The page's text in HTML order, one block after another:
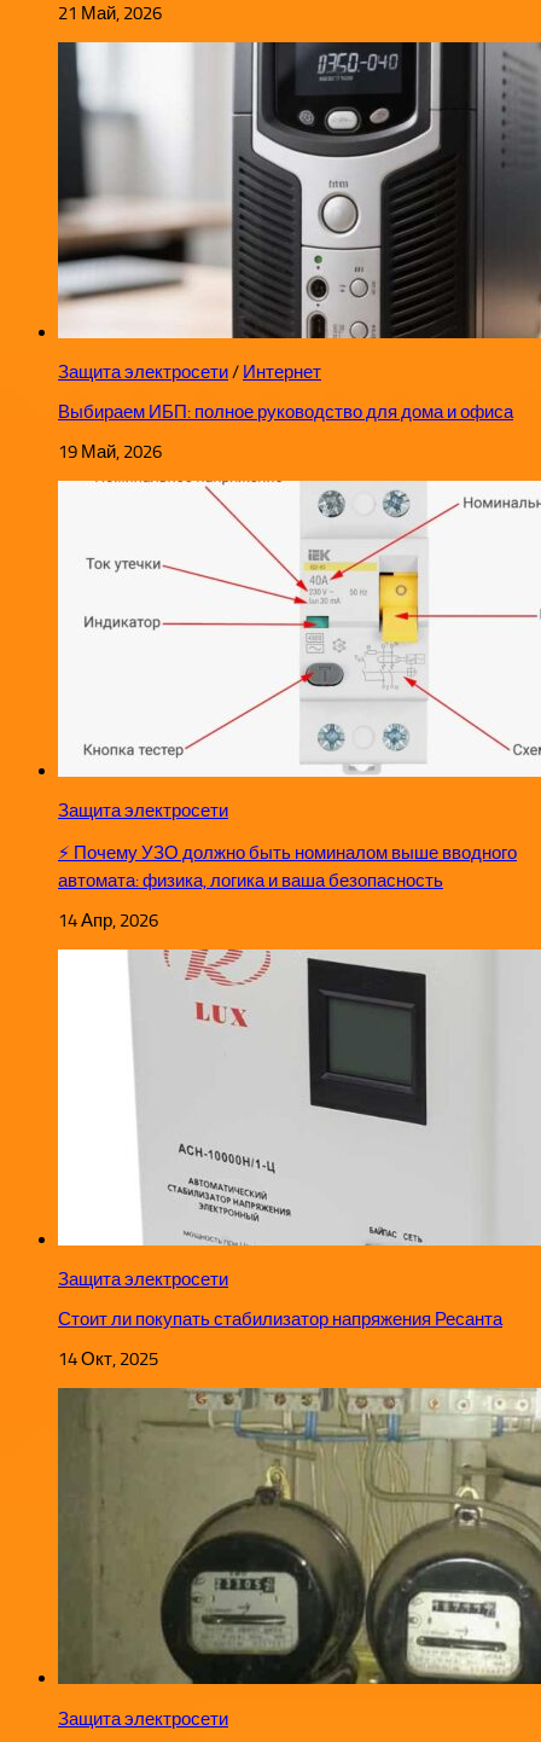
21 Май, 2026
Защита электросети/ Интернет
Выбираем ИБП: полное руководство для дома и офиса
19 Май, 2026
Защита электросети
⚡ Почему УЗО должно быть номиналом выше вводного
автомата: физика, логика и ваша безопасность
14 Апр, 2026
Защита электросети
Стоит ли покупать стабилизатор напряжения Ресанта
14 Окт, 2025
Защита электросети